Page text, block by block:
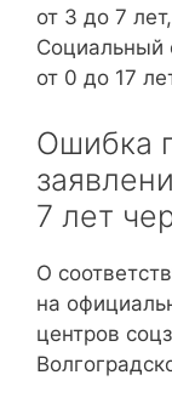
от 3 до 7
Социальный
от 0 до 17
Ошибка
7 лет
О
на
центров